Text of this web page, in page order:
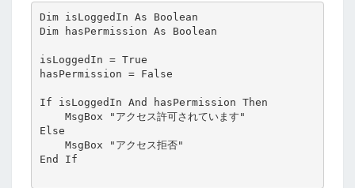
Dim isLoggedIn As Boolean
Dim hasPermission As Boolean
isLoggedIn = True
hasPermission = False
If isLoggedIn And hasPermission Then
    MsgBox "アクセス許可されています"
Else
    MsgBox "アクセス拒否"
End If